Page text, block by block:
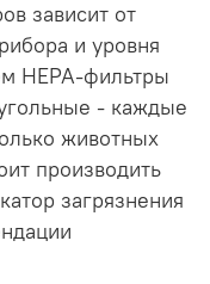
зависит от
и уровня
HEPA-фильтры
- каждые
животных
производить
загрязнения